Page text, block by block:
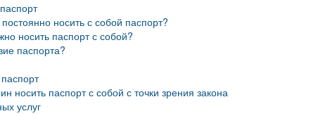
носить с собой паспорт?
носить паспорт с собой?
паспорта?
носить паспорт с собой с точки зрения закона
услуг